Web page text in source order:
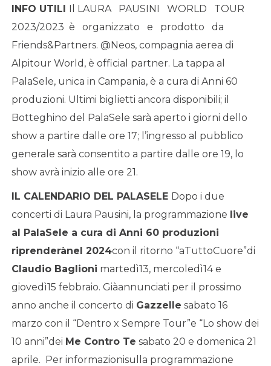
INFO UTILI Il LAURA PAUSINI WORLD TOUR
2023/2023 è organizzato e prodotto da
Friends&Partners. @Neos, compagnia aerea di
Alpitour World, è official partner. La tappa al
PalaSele, unica in Campania, è a cura di Anni 60
produzioni. Ultimi biglietti ancora disponibili; il
Botteghino del PalaSele sarà aperto i giorni dello
show a partire dalle ore 17; l’ingresso al pubblico
generale sarà consentito a partire dalle ore 19, lo
show avrà inizio alle ore 21.
IL CALENDARIO DEL PALASELE Dopo i due
concerti di Laura Pausini, la programmazione live
al PalaSele a cura di Anni 60 produzioni
riprenderànel 2024con il ritorno “aTuttoCuore”di
Claudio Baglioni martedì13, mercoledì14 e
giovedì15 febbraio. Giàannunciati per il prossimo
anno anche il concerto di Gazzelle sabato 16
marzo con il “Dentro x Sempre Tour”e “Lo show dei
10 anni”dei Me Contro Te sabato 20 e domenica 21
aprile. Per informazionisulla programmazione